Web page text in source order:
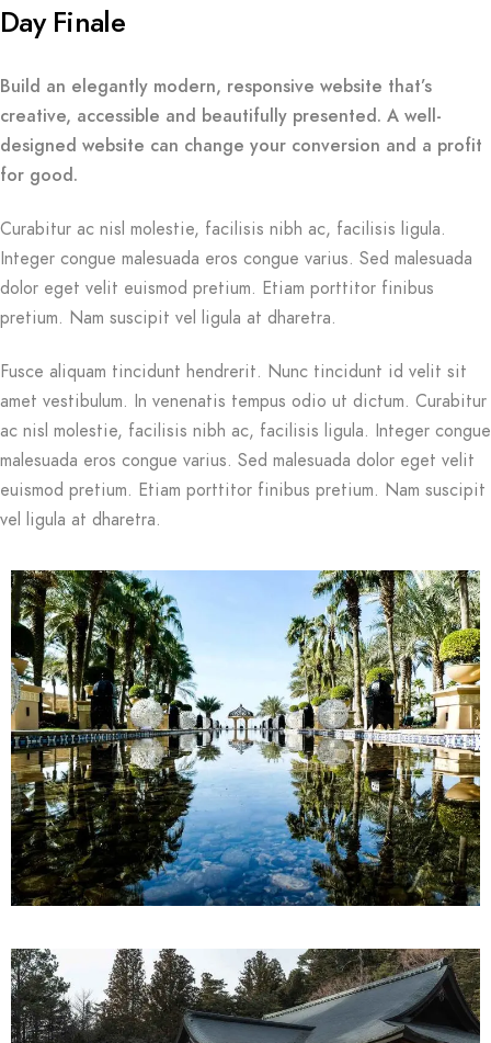
Day Finale
Build an elegantly modern, responsive website that’s
creative, accessible and beautifully presented. A well-
designed website can change your conversion and a profit
for good.
Curabitur ac nisl molestie, facilisis nibh ac, facilisis ligula.
Integer congue malesuada eros congue varius. Sed malesuada
dolor eget velit euismod pretium. Etiam porttitor finibus
pretium. Nam suscipit vel ligula at dharetra.
Fusce aliquam tincidunt hendrerit. Nunc tincidunt id velit sit
amet vestibulum. In venenatis tempus odio ut dictum. Curabitur
ac nisl molestie, facilisis nibh ac, facilisis ligula. Integer congue
malesuada eros congue varius. Sed malesuada dolor eget velit
euismod pretium. Etiam porttitor finibus pretium. Nam suscipit
vel ligula at dharetra.